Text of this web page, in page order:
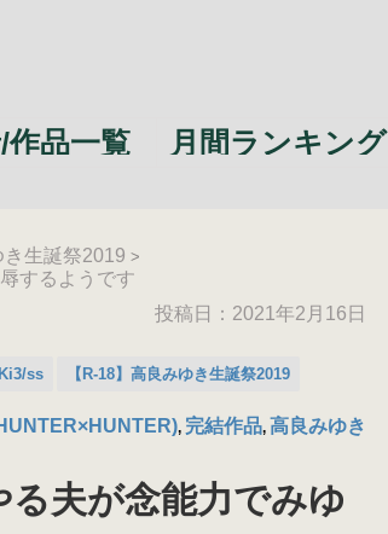
作品一覧 月間ランキング
き生誕祭2019 >
するようです
投稿日： 2021年2月16日
ss 【R-18】高良みゆき生誕祭2019
, 完結作品, 高良みゆき
夫が念能力でみゆ